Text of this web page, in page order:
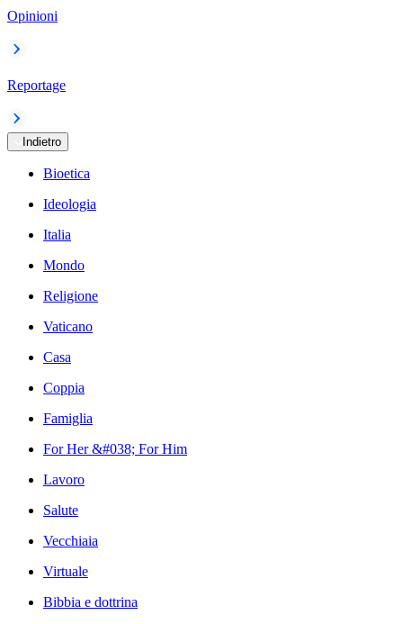
Opinioni
Reportage
Indietro
Bioetica
Ideologia
Italia
Mondo
Religione
Vaticano
Casa
Coppia
Famiglia
For Her &#038; For Him
Lavoro
Salute
Vecchiaia
Virtuale
Bibbia e dottrina